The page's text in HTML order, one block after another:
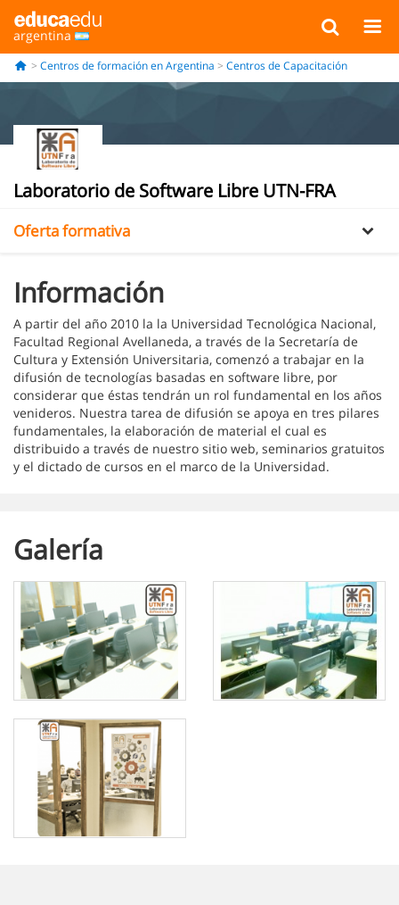
argentina
Centros de formación en Argentina Centros de Capacitación
Laboratorio de Software Libre UTN-FRA
Información
Galería
Oferta formativa
Información
A partir del año 2010 la la Universidad Tecnológica Nacional,
Facultad Regional Avellaneda, a través de la Secretaría de
Cultura y Extensión Universitaria, comenzó a trabajar en la
difusión de tecnologías basadas en software libre, por
considerar que éstas tendrán un rol fundamental en los años
venideros. Nuestra tarea de difusión se apoya en tres pilares
fundamentales, la elaboración de material el cual es
distribuido a través de nuestro sitio web, seminarios gratuitos
y el dictado de cursos en el marco de la Universidad.
Galería